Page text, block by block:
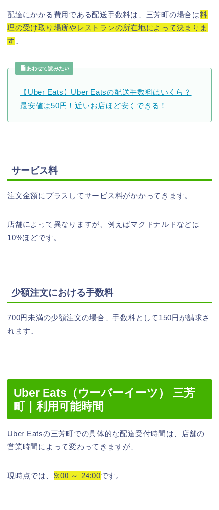
配達にかかる費用である配送手数料は、三芳町の場合は料
理の受け取り場所やレストランの所在地によって決まりま
す 。
あわせて読みたい
【Uber Eats】Uber Eatsの配送手数料はいくら？
最安値は50円！近いお店ほど安くできる！
サービス料
注文金額にプラスしてサービス料がかかってきます。
店舗によって異なりますが、例えばマクドナルドなどは
10%ほどです。
少額注文における手数料
700円未満の少額注文の場合、手数料として150円が請求さ
れます。
Uber Eats（ウーバーイーツ） 三芳
町｜利用可能時間
Uber Eatsの三芳町での具体的な配達受付時間は、店舗の
営業時間によって変わってきますが、
現時点では、 9:00 ～ 24:00です。